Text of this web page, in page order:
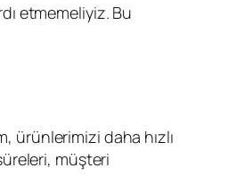
etmemeliyiz. Bu
ürünlerimizi daha hızlı
müşteri